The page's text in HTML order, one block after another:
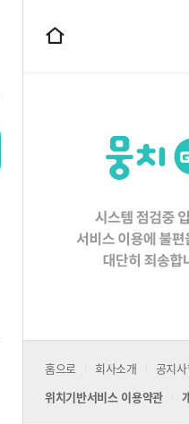
홈
홈으로 회사소개 공지
위치기반서비스 이용약관